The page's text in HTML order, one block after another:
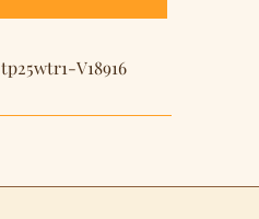
tp25wtr1-V18916